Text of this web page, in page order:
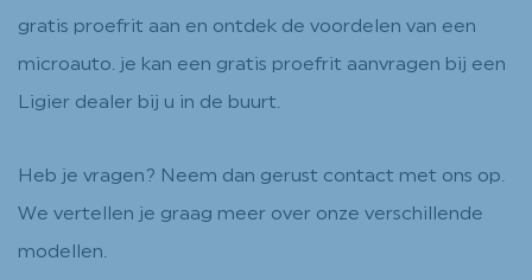
gratis proefrit aan en ontdek de voordelen van een
microauto. je kan een gratis proefrit aanvragen bij een
Ligier dealer bij u in de buurt.
Heb je vragen? Neem dan gerust contact met ons op.
We vertellen je graag meer over onze verschillende
modellen.